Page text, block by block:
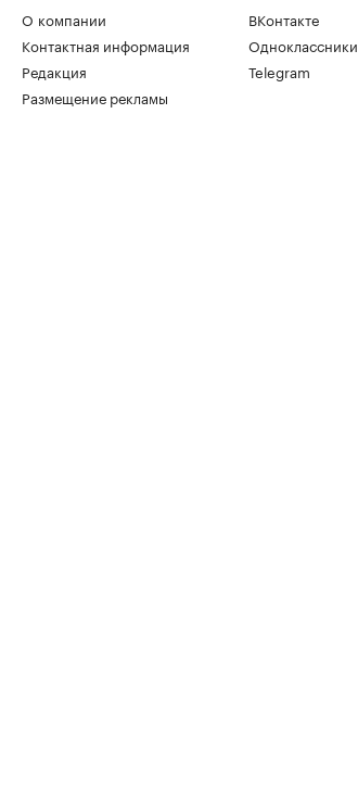
О компании
Контактная информация
Редакция
Размещение рекламы
ВКонтакте
Одноклассники
Telegram